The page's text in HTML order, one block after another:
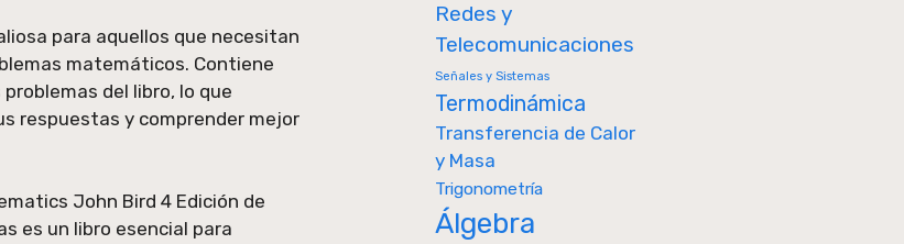
para aquellos que necesitan
matemáticos. Contiene
del libro, lo que
respuestas y comprender mejor
John Bird 4 Edición de
es un libro esencial para
Redes y
Telecomunicaciones
Señales y Sistemas
Termodinámica
Transferencia de Calor
y Masa
Trigonometría
Álgebra